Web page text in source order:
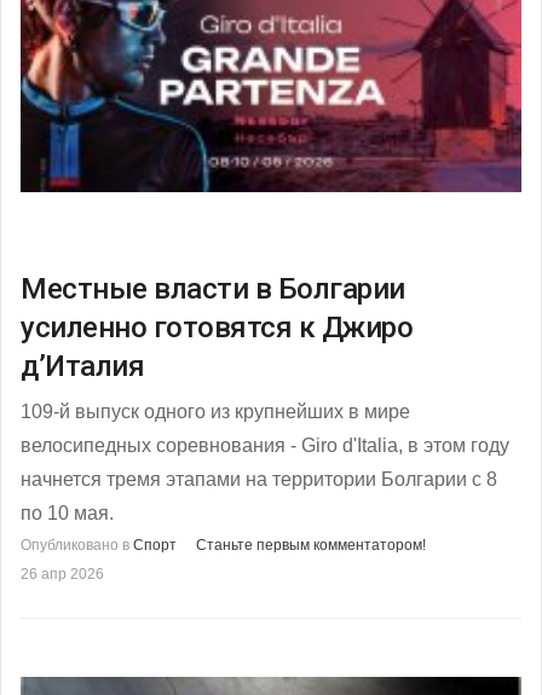
Местные власти в Болгарии
усиленно готовятся к Джиро
д’Италия
109-й выпуск одного из крупнейших в мире
велосипедных соревнования - Giro d'Italia, в этом году
начнется тремя этапами на территории Болгарии с 8
по 10 мая.
Опубликовано в Спорт
Станьте первым комментатором!
26 апр 2026